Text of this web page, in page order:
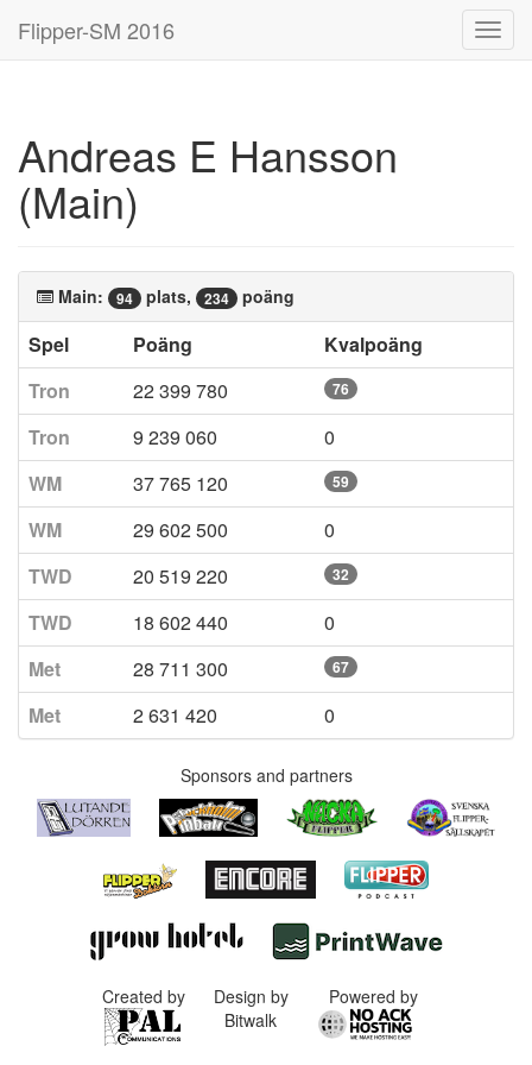
Flipper-SM 2016
Andreas E Hansson
(Main)
Main: 94 plats, 234 poäng
Spel Poäng
Kvalpoäng
Tron
22 399 780 76
Tron 9 239 060
0
WM
37 765 120 59
WM 29 602 500
0
TWD
20 519 220 32
TWD 18 602 440
0
Met
28 711 300 67
Met 2 631 420 0
Sponsors and partners
Created by
Design by
Bitwalk
Powered by